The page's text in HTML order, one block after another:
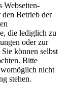
Webseiten-
Betrieb der
die lediglich zu
oder zur
können selbst
Bitte
womöglich nicht
stehen.